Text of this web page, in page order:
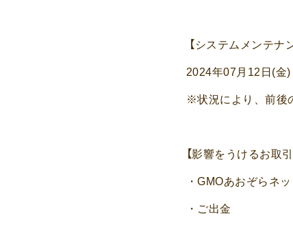
【システムメンテナ
2024年07月12日(金
※状況により、前後
【影響をうけるお取引
・GMOあおぞらネ
・ご出金